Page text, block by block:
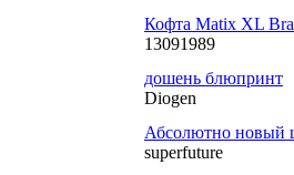
Кофта Matix XL
13091989
дошень блюпринт
Diogen
Абсолютно новый
superfuture